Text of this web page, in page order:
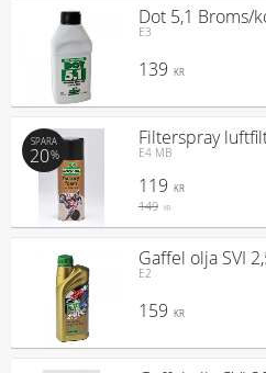
Dot 5,1 Broms/
E3
139 KR
Filterspray
E4 MB
119 KR
149 KR
SPARA
20%
Gaffel olja SVI
E2
159 KR